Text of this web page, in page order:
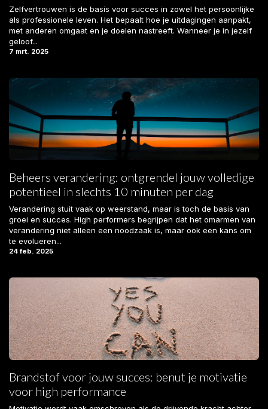
Zelfvertrouwen is de basis voor succes in zowel het persoonlijke
als professionele leven. Het bepaalt hoe je uitdagingen aanpakt,
met anderen omgaat en je doelen nastreeft. Wanneer je in jezelf
geloof...
7 mrt. 2025
Beheers verandering: ontgrendel jouw volledige
potentieel in slechts 10 minuten per dag
Verandering stuit vaak op weerstand, maar is toch de basis van
groei en succes. High performers begrijpen dat het omarmen van
verandering niet alleen een noodzaak is, maar ook een kans om
te evolueren...
24 feb. 2025
Brandstof voor jouw succes: benut je motivatie
voor high performance